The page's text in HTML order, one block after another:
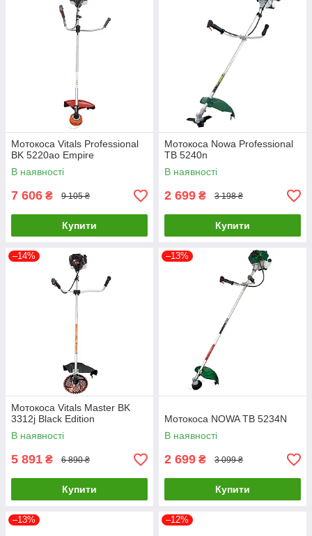
Мотокоса Vitals Professional
BK 5220ao Empire
В наявності
7 606 ₴ 9 105 ₴
Купити
Мотокоса Nowa Professional
TB 5240n
В наявності
2 699 ₴ 3 198 ₴
Купити
–14%
Мотокоса Vitals Master BK
3312j Black Edition
В наявності
5 891 ₴ 6 890 ₴
Купити
–13%
Мотокоса NOWA TB 5234N
В наявності
2 699 ₴ 3 099 ₴
Купити
–13% –12%